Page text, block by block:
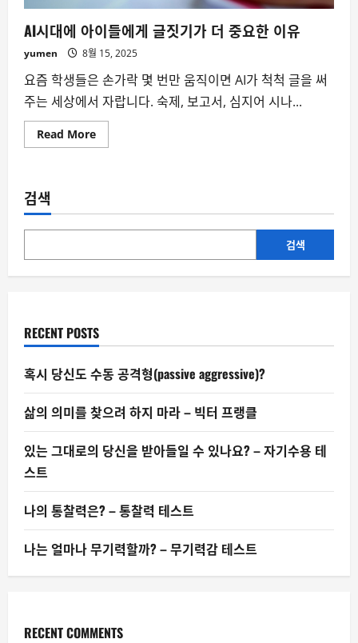
AI시대에 아이들에게 글짓기가 더 중요한 이유
yumen 8월 15, 2025
요즘 학생들은 손가락 몇 번만 움직이면 AI가 척척 글을 써
주는 세상에서 자랍니다. 숙제, 보고서, 심지어 시나...
Read MoreRead
more
아
들
게
짓
중
요
한
유
검색
검색
RECENT POSTS
혹시 당신도 수동 공격형(passive aggressive)?
삶의 의미를 찾으려 하지 마라 – 빅터 프랭클
있는 그대로의 당신을 받아들일 수 있나요? – 자기수용 테
스트
나의 통찰력은? – 통찰력 테스트
나는 얼마나 무기력할까? – 무기력감 테스트
RECENT COMMENTS